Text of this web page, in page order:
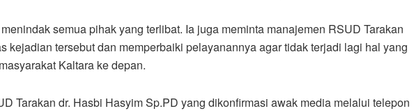
semua pihak yang terlibat. Ia juga meminta manajemen RSUD Tarakan
kejadian tersebut dan memperbaiki pelayanannya agar tidak terjadi lagi hal yang
Kaltara ke depan.
Tarakan dr. Hasbi Hasyim Sp.PD yang dikonfirmasi awak media melalui telepon